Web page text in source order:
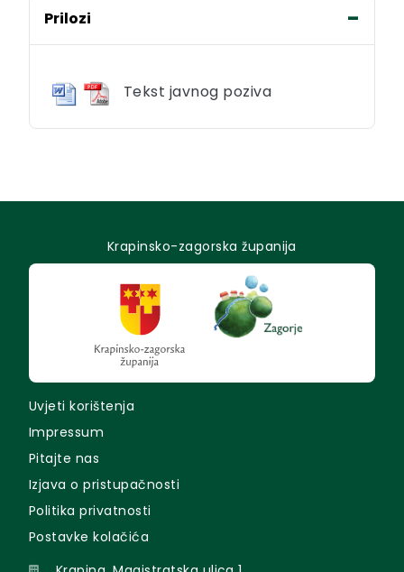
Prilozi
Tekst javnog poziva
Krapinsko-zagorska županija
Uvjeti korištenja
Impressum
Pitajte nas
Izjava o pristupačnosti
Politika privatnosti
Postavke kolačića